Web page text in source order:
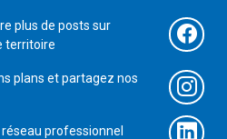
plus de posts sur
territoire
plans et partagez nos
professionnel